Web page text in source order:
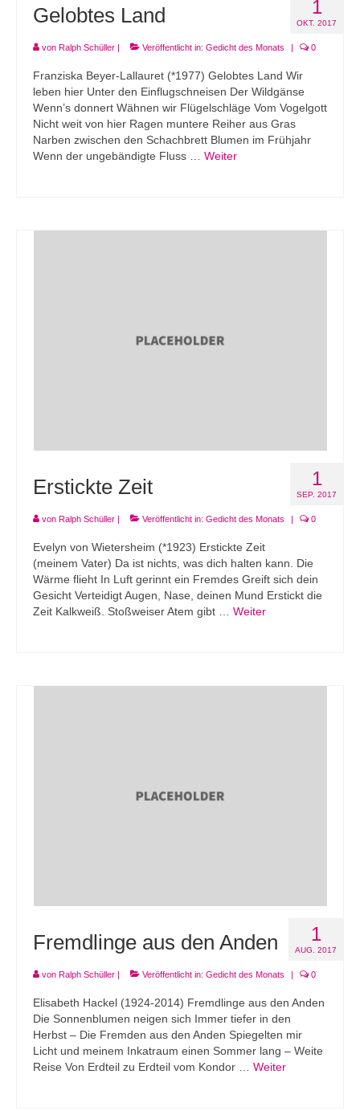
1
OKT. 2017
Gelobtes Land
von Ralph Schüller | Veröffentlicht in: Gedicht des Monats | 0
Franziska Beyer-Lallauret (*1977) Gelobtes Land Wir
leben hier Unter den Einflugschneisen Der Wildgänse
Wenn’s donnert Wähnen wir Flügelschläge Vom Vogelgott
Nicht weit von hier Ragen muntere Reiher aus Gras
Narben zwischen den Schachbrett Blumen im Frühjahr
Wenn der ungebändigte Fluss … Weiter
1
SEP. 2017
Erstickte Zeit
von Ralph Schüller | Veröffentlicht in: Gedicht des Monats | 0
Evelyn von Wietersheim (*1923) Erstickte Zeit
(meinem Vater) Da ist nichts, was dich halten kann. Die
Wärme flieht In Luft gerinnt ein Fremdes Greift sich dein
Gesicht Verteidigt Augen, Nase, deinen Mund Erstickt die
Zeit Kalkweiß. Stoßweiser Atem gibt … Weiter
1
AUG. 2017
Fremdlinge aus den Anden
von Ralph Schüller | Veröffentlicht in: Gedicht des Monats | 0
Elisabeth Hackel (1924-2014) Fremdlinge aus den Anden
Die Sonnenblumen neigen sich Immer tiefer in den
Herbst – Die Fremden aus den Anden Spiegelten mir
Licht und meinem Inkatraum einen Sommer lang – Weite
Reise Von Erdteil zu Erdteil vom Kondor … Weiter